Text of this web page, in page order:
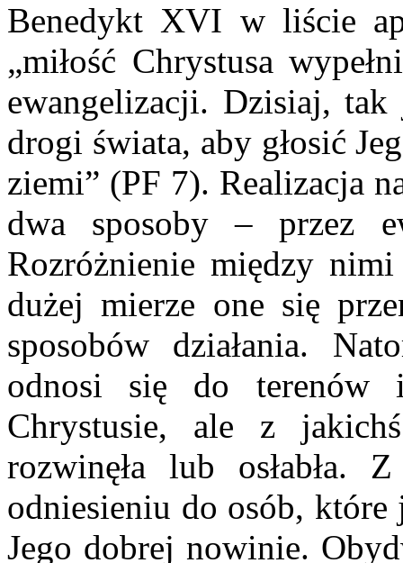
Benedykt XVI w liście
„miłość Chrystusa
ewangelizacji. Dzisiaj, tak
drogi świata, aby głosić
ziemi” (PF 7). Realizacja
dwa sposoby – przez
Rozróżnienie między
dużej mierze one się
sposobów działania.
odnosi się do
Chrystusie, ale z
rozwinęła lub
odniesieniu do osób, które
Jego dobrej nowinie.